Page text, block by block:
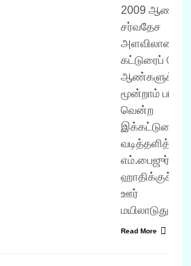
2009
சர்வதேச
அளவிலான
கட்டுரைப்
மூன்றாம் பரிசை
வென்ற
வடித்தளித்த
எம்.பைஜுர்
ஹாதிக்குச்
ஊர்
Read More